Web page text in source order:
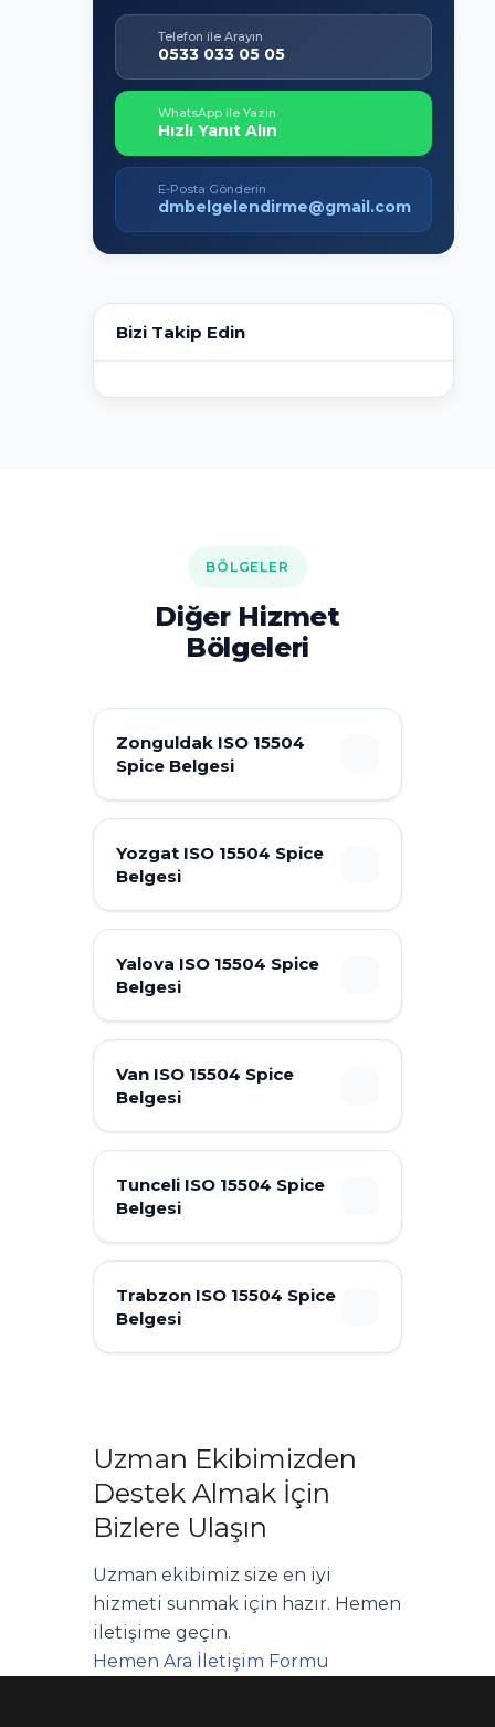
Telefon ile Arayın
0533 033 05 05
WhatsApp ile Yazın
Hızlı Yanıt Alın
E-Posta Gönderin
dmbelgelendirme@gmail.com
Bizi Takip Edin
BÖLGELER
Diğer Hizmet
Bölgeleri
Zonguldak ISO 15504
Spice Belgesi
Yozgat ISO 15504 Spice
Belgesi
Yalova ISO 15504 Spice
Belgesi
Van ISO 15504 Spice
Belgesi
Tunceli ISO 15504 Spice
Belgesi
Trabzon ISO 15504 Spice
Belgesi
Uzman Ekibimizden
Destek Almak İçin
Bizlere Ulaşın
Uzman ekibimiz size en iyi
hizmeti sunmak için hazır. Hemen
iletişime geçin.
Hemen Ara İletişim Formu